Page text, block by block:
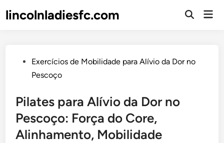
tolincolnladiesfc.com
Open
PostedExercícios de Mobilidade para Alívio da Dor no
Pescoço
Pilates para Alívio da Dor no
Pescoço: Força do Core,
Alinhamento, Mobilidade